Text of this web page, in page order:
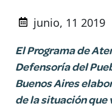
junio, 11 2019
El Programa de
Defensoría del
Buenos Aires
de la situación que